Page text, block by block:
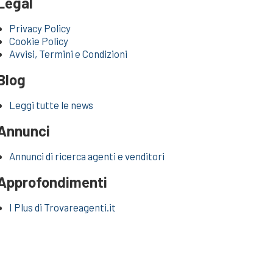
Privacy Policy
Cookie Policy
Avvisi, Termini e Condizioni
Leggi tutte le news
Annunci di ricerca agenti e venditori
I Plus di Trovareagenti.it